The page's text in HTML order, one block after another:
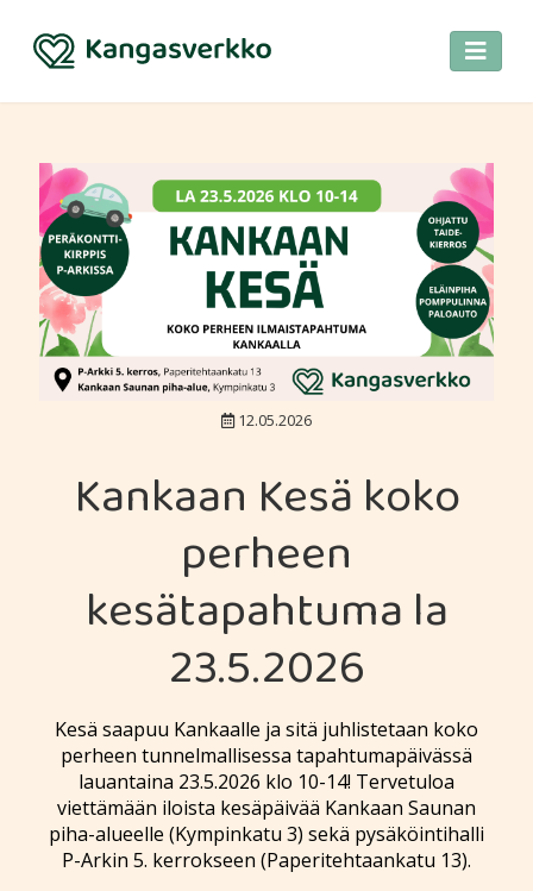
12.05.2026
Kankaan Kesä koko
perheen
kesätapahtuma la
23.5.2026
Kesä saapuu Kankaalle ja sitä juhlistetaan koko
perheen tunnelmallisessa tapahtumapäivässä
lauantaina 23.5.2026 klo 10-14! Tervetuloa
viettämään iloista kesäpäivää Kankaan Saunan
piha-alueelle (Kympinkatu 3) sekä pysäköintihalli
P-Arkin 5. kerrokseen (Paperitehtaankatu 13).